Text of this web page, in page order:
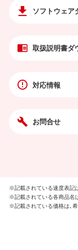
ソフトウェア
取扱説明書ダ
対応情報
お問合せ
※記載されている速度表記
※記載されている各商品名
※記載されている価格は、